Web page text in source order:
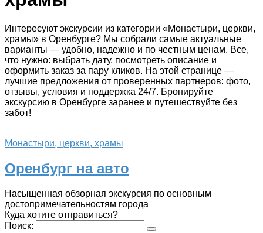
Интересуют экскурсии из категории «Монастыри, церкви,
храмы» в Оренбурге? Мы собрали самые актуальные
варианты — удобно, надежно и по честным ценам. Все,
что нужно: выбрать дату, посмотреть описание и
оформить заказ за пару кликов. На этой странице —
лучшие предложения от проверенных партнеров: фото,
отзывы, условия и поддержка 24/7. Бронируйте
экскурсию в Оренбурге заранее и путешествуйте без
забот!
Монастыри, церкви, храмы
Оренбург на авто
Насыщенная обзорная экскурсия по основным
достопримечательностям города
Куда хотите отправиться?
Поиск: